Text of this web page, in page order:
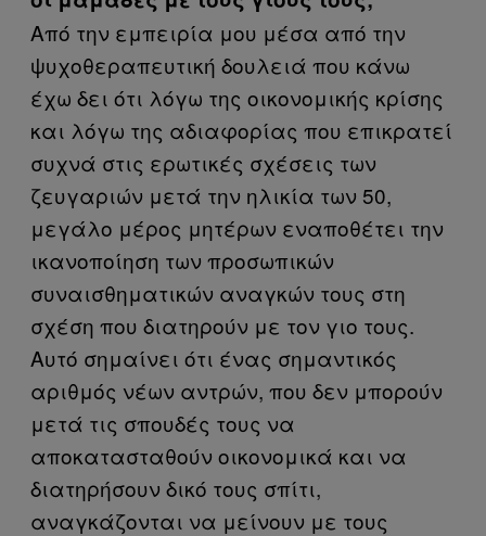
Από την εμπειρία μου μέσα από την
ψυχοθεραπευτική δουλειά που κάνω
έχω δει ότι λόγω της οικονομικής κρίσης
και λόγω της αδιαφορίας που επικρατεί
συχνά στις ερωτικές σχέσεις των
ζευγαριών μετά την ηλικία των 50,
μεγάλο μέρος μητέρων εναποθέτει την
ικανοποίηση των προσωπικών
συναισθηματικών αναγκών τους στη
σχέση που διατηρούν με τον γιο τους.
Αυτό σημαίνει ότι ένας σημαντικός
αριθμός νέων αντρών, που δεν μπορούν
μετά τις σπουδές τους να
αποκατασταθούν οικονομικά και να
διατηρήσουν δικό τους σπίτι,
αναγκάζονται να μείνουν με τους